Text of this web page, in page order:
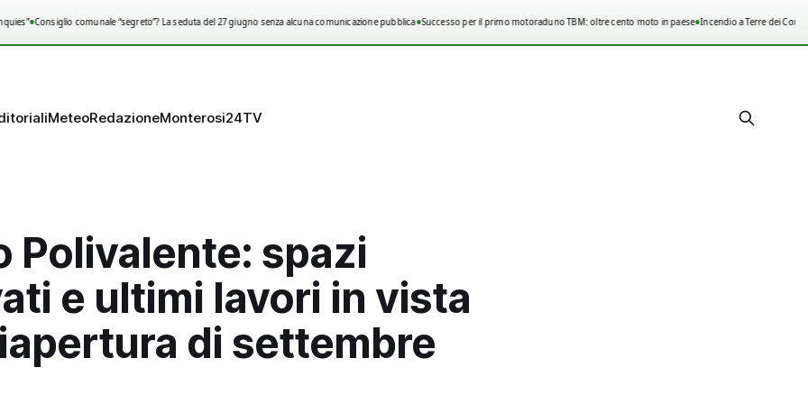
•Consiglio comunale “segreto”? La seduta del 27 giugno senza alcuna comunicazione pubblica•Successo per il primo motoraduno TBM: oltre cento moto in paese•Incendio a Terre dei
MeteoRedazioneMonterosi24TV
Polivalente: spazi
e ultimi lavori in vista
di settembre